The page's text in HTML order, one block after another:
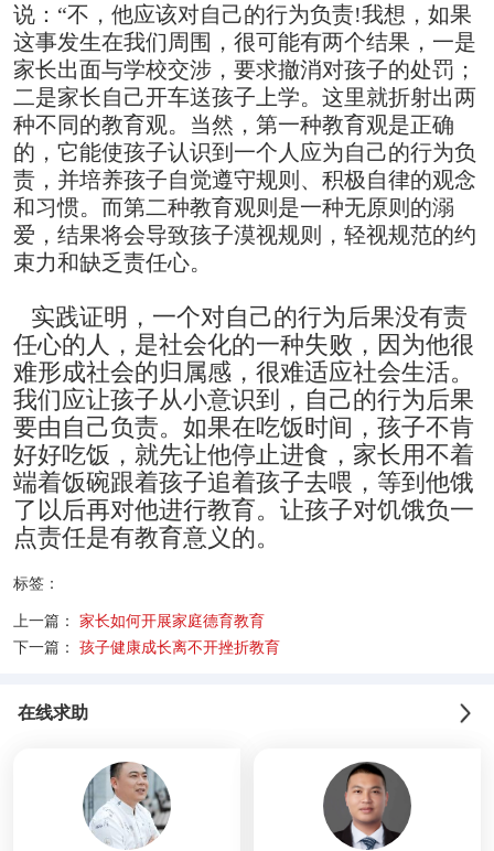
说：“不，他应该对自己的行为负责!我想，如果
这事发生在我们周围，很可能有两个结果，一是
家长出面与学校交涉，要求撤消对孩子的处罚；
二是家长自己开车送孩子上学。这里就折射出两
种不同的教育观。当然，第一种教育观是正确
的，它能使孩子认识到一个人应为自己的行为负
责，并培养孩子自觉遵守规则、积极自律的观念
和习惯。而第二种教育观则是一种无原则的溺
爱，结果将会导致孩子漠视规则，轻视规范的约
束力和缺乏责任心。
实践证明，一个对自己的行为后果没有责
任心的人，是社会化的一种失败，因为他很
难形成社会的归属感，很难适应社会生活。
我们应让孩子从小意识到，自己的行为后果
要由自己负责。如果在吃饭时间，孩子不肯
好好吃饭，就先让他停止进食，家长用不着
端着饭碗跟着孩子追着孩子去喂，等到他饿
了以后再对他进行教育。让孩子对饥饿负一
点责任是有教育意义的。
标签：
上一篇：
家长如何开展家庭德育教育
下一篇：
孩子健康成长离不开挫折教育
在线求助